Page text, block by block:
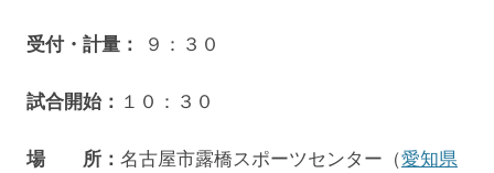
受付・計量： ９：３０
試合開始： １０：３０
場 所： 名古屋市露橋スポーツセンター（愛知県